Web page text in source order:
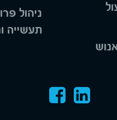
ניהול
תעשייה